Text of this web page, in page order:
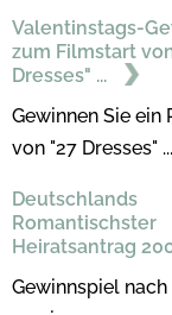
Valentinstags-
zum Filmstart
Dresses" ...
Gewinnen Sie
von "27 Dresses" ...
Deutschlands
Romantischster
Heiratsantrag
Gewinnspiel